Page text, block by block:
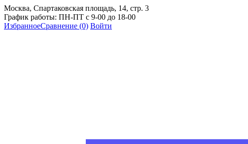
Москва, Спартаковская площадь, 14, стр. 3
График работы: ПН-ПТ с 9-00 до 18-00
ИзбранноеСравнение (0) Войти